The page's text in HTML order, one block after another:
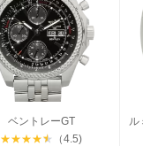
ベントレーGT
★★★★★ （4.5)